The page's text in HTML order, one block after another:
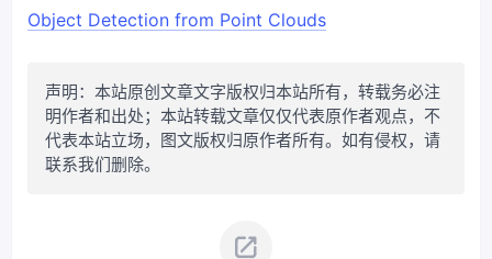
Object Detection from Point Clouds
声明：本站原创文章文字版权归本站所有，转载务必注
明作者和出处；本站转载文章仅仅代表原作者观点，不
代表本站立场，图文版权归原作者所有。如有侵权，请
联系我们删除。